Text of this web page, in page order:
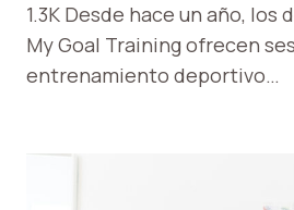
1.3K Desde hace un año, los
My Goal Training ofrecen
entrenamiento deportivo…